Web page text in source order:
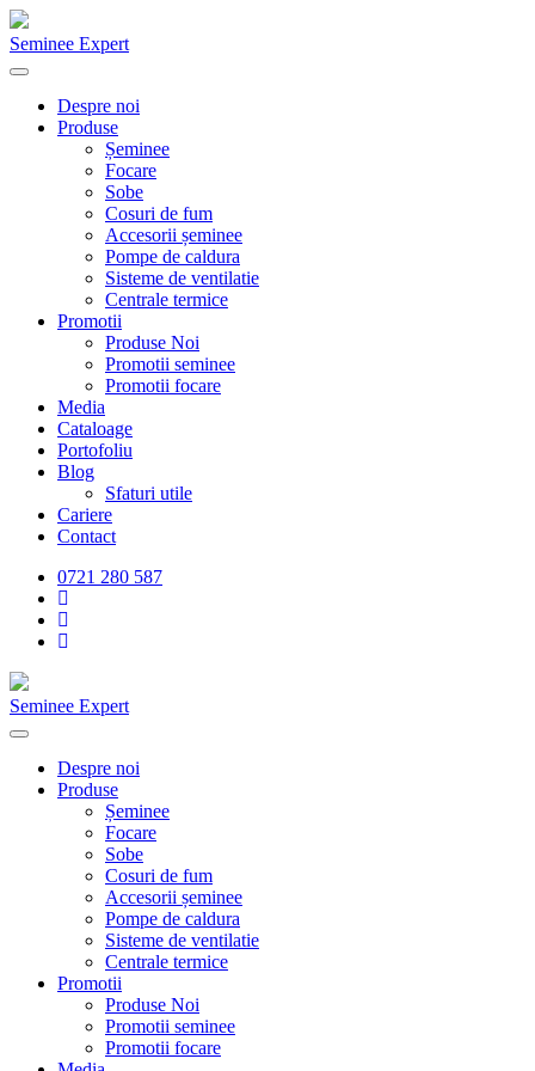
Seminee Expert
Despre noi
Produse
Șeminee
Focare
Sobe
Cosuri de fum
Accesorii șeminee
Pompe de caldura
Sisteme de ventilatie
Centrale termice
Promotii
Produse Noi
Promotii seminee
Promotii focare
Media
Cataloage
Portofoliu
Blog
Sfaturi utile
Cariere
Contact
0721 280 587
Seminee Expert
Despre noi
Produse
Șeminee
Focare
Sobe
Cosuri de fum
Accesorii șeminee
Pompe de caldura
Sisteme de ventilatie
Centrale termice
Promotii
Produse Noi
Promotii seminee
Promotii focare